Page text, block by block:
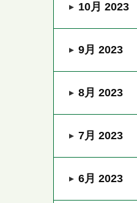
10月 2023
9月 2023
8月 2023
7月 2023
6月 2023